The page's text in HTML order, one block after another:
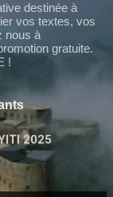
destinée à
vos textes, vos
nous à
gratuite.
!
2025
9ÈME